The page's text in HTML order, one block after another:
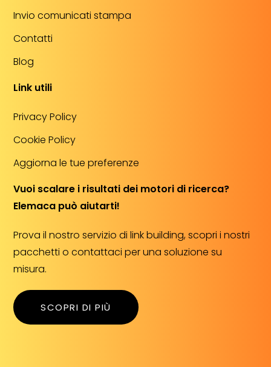
Invio comunicati stampa
Contatti
Blog
Link utili
Privacy Policy
Cookie Policy
Aggiorna le tue preferenze
Vuoi scalare i risultati dei motori di ricerca?
Elemaca può aiutarti!
Prova il nostro servizio di link building, scopri i nostri
pacchetti o contattaci per una soluzione su
misura.
SCOPRI DI PIÙ